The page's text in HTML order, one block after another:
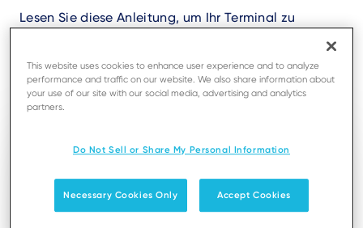
Lesen Sie diese Anleitung, um Ihr Terminal zu
Download
This website uses cookies to enhance user experience and to analyze
performance and traffic on our website. We also share information about
your use of our site with our social media, advertising and analytics
partners.
Do Not Sell or Share My Personal Information
Necessary Cookies Only Accept Cookies